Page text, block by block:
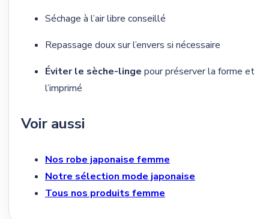
Séchage à l’air libre conseillé
Repassage doux sur l’envers si nécessaire
Éviter le sèche-linge pour préserver la forme et
l’imprimé
Voir aussi
Nos robe japonaise femme
Notre sélection mode japonaise
Tous nos produits femme